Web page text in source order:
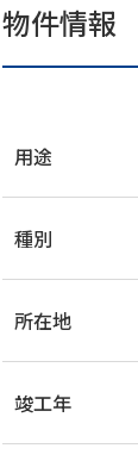
物件情報
用途
種別
所在地
竣工年